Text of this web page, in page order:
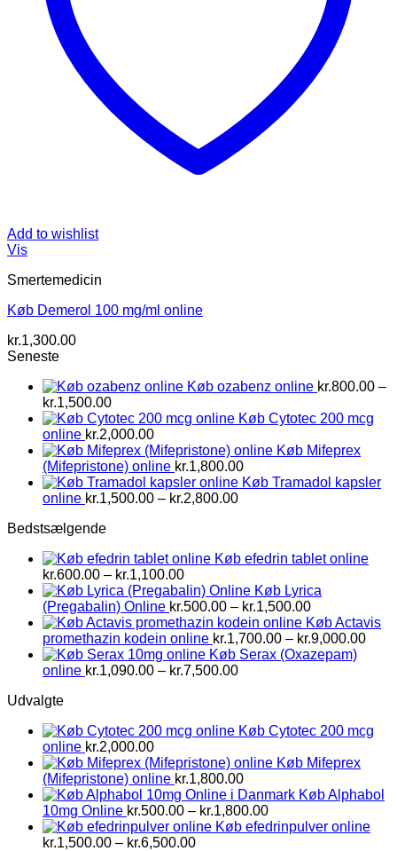
Add to wishlist
Vis
Smertemedicin
Køb Demerol 100 mg/ml online
kr.1,300.00
Seneste
Køb ozabenz online kr.800.00 –
kr.1,500.00Prisinterval:
kr.800.00
til
kr.1,500.00
Køb Cytotec 200 mcg
online kr.2,000.00
Køb Mifeprex
(Mifepristone) online kr.1,800.00
Køb Tramadol kapsler
online kr.1,500.00 – kr.2,800.00Prisinterval:
Bedstsælgende
Køb efedrin tablet online
kr.600.00 – kr.1,100.00Prisinterval:
kr.600.00
til
kr.1,100.00
Køb Lyrica
(Pregabalin) Online kr.500.00 – kr.1,500.00Prisinterval:
kr.500.00
til
kr.1,500.00
Køb Actavis
promethazin kodein online kr.1,700.00 – kr.9,000.00
Køb Serax (Oxazepam)
online kr.1,090.00 – kr.7,500.00Prisinterval:
Udvalgte
Køb Cytotec 200 mcg
online kr.2,000.00
Køb Mifeprex
(Mifepristone) online kr.1,800.00
Køb Alphabol
10mg Online kr.500.00 – kr.1,800.00Prisinterval:
kr.500.00
Køb efedrinpulver online
kr.1,500.00 – kr.6,500.00Prisinterval: